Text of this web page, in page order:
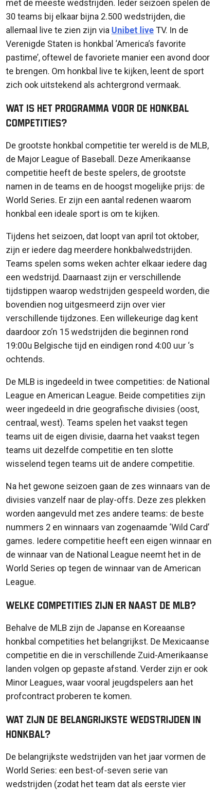
met de meeste wedstrijden. Ieder seizoen spelen de
30 teams bij elkaar bijna 2.500 wedstrijden, die
allemaal live te zien zijn via Unibet liveTV. In de
Verenigde Staten is honkbal ‘America’s favorite
pastime’, oftewel de favoriete manier een avond door
te brengen. Om honkbal live te kijken, leent de sport
zich ook uitstekend als achtergrond vermaak.
Wat is het programma voor de honkbal
competities?
De grootste honkbal competitie ter wereld is de MLB,
de Major League of Baseball. Deze Amerikaanse
competitie heeft de beste spelers, de grootste
namen in de teams en de hoogst mogelijke prijs: de
World Series. Er zijn een aantal redenen waarom
honkbal een ideale sport is om te kijken.
Tijdens het seizoen, dat loopt van april tot oktober,
zijn er iedere dag meerdere honkbalwedstrijden.
Teams spelen soms weken achter elkaar iedere dag
een wedstrijd. Daarnaast zijn er verschillende
tijdstippen waarop wedstrijden gespeeld worden, die
bovendien nog uitgesmeerd zijn over vier
verschillende tijdzones. Een willekeurige dag kent
daardoor zo’n 15 wedstrijden die beginnen rond
19:00u Belgische tijd en eindigen rond 4:00 uur ‘s
ochtends.
De MLB is ingedeeld in twee competities: de National
League en American League. Beide competities zijn
weer ingedeeld in drie geografische divisies (oost,
centraal, west). Teams spelen het vaakst tegen
teams uit de eigen divisie, daarna het vaakst tegen
teams uit dezelfde competitie en ten slotte
wisselend tegen teams uit de andere competitie.
Na het gewone seizoen gaan de zes winnaars van de
divisies vanzelf naar de play-offs. Deze zes plekken
worden aangevuld met zes andere teams: de beste
nummers 2 en winnaars van zogenaamde ‘Wild Card’
games. Iedere competitie heeft een eigen winnaar en
de winnaar van de National League neemt het in de
World Series op tegen de winnaar van de American
League.
Welke competities zijn er naast de MLB?
Behalve de MLB zijn de Japanse en Koreaanse
honkbal competities het belangrijkst. De Mexicaanse
competitie en die in verschillende Zuid-Amerikaanse
landen volgen op gepaste afstand. Verder zijn er ook
Minor Leagues, waar vooral jeugdspelers aan het
profcontract proberen te komen.
Wat zijn de belangrijkste wedstrijden in
honkbal?
De belangrijkste wedstrijden van het jaar vormen de
World Series: een best-of-seven serie van
wedstrijden (zodat het team dat als eerste vier